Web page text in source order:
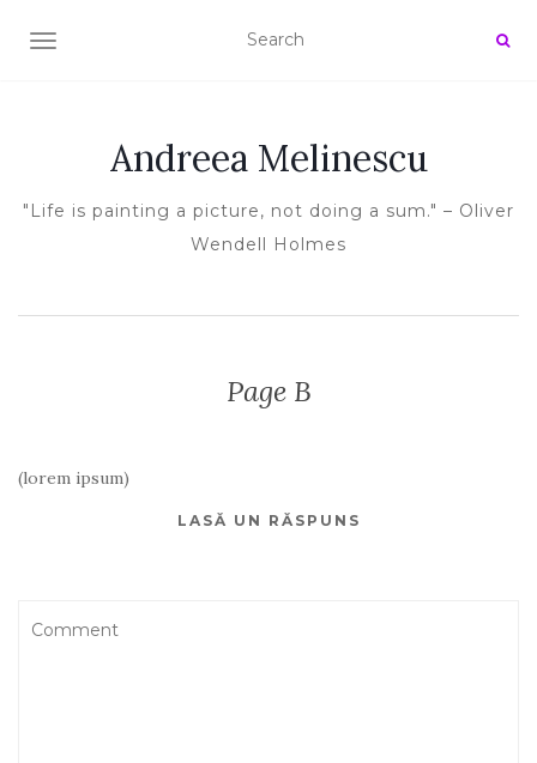
TOGGLE NAVIGATION
Andreea Melinescu
"Life is painting a picture, not doing a sum." – Oliver
Wendell Holmes
Page B
(lorem ipsum)
LASĂ UN RĂSPUNS